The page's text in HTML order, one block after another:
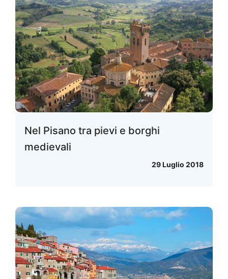
Nel Pisano tra pievi e borghi
medievali
29 Luglio 2018